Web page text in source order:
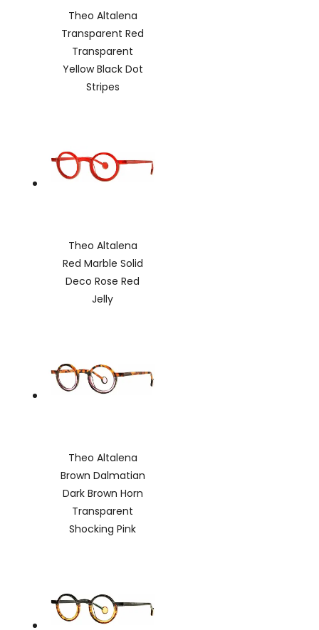
Theo Altalena
Transparent Red
Transparent
Yellow Black Dot
Stripes
Theo Altalena
Red Marble Solid
Deco Rose Red
Jelly
Theo Altalena
Brown Dalmatian
Dark Brown Horn
Transparent
Shocking Pink